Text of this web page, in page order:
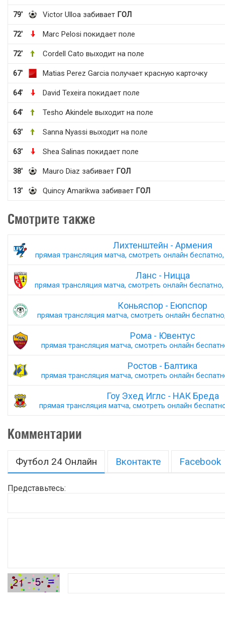
79' Victor Ulloa забивает ГОЛ
72' Marc Pelosi покидает поле
72' Cordell Cato выходит на поле
67' Matias Perez Garcia получает красную карточку
64' David Texeira покидает поле
64' Tesho Akindele выходит на поле
63' Sanna Nyassi выходит на поле
63' Shea Salinas покидает поле
38' Mauro Diaz забивает ГОЛ
13' Quincy Amarikwa забивает ГОЛ
Смотрите также
Лихтенштейн - Армения
прямая трансляция матча, смотреть онлайн
Ланс - Ницца
прямая трансляция матча, смотреть онлайн
Коньяспор - Еюпспор
прямая трансляция матча, смотреть онлайн
Рома - Ювентус
прямая трансляция матча, смотреть онлайн
Ростов - Балтика
прямая трансляция матча, смотреть онлайн
Гоу Эхед Иглс - НАК Бреда
прямая трансляция матча, смотреть онлайн
Комментарии
Футбол 24 Онлайн Вконтакте Facebook
Представьтесь: